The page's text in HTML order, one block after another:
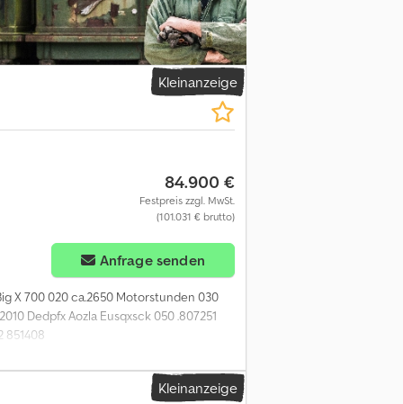
Kleinanzeige
84.900 €
Festpreis zzgl. MwSt.
(101.031 € brutto)
Anfrage senden
X 700 020 ca.2650 Motorstunden 030
Dedpfx Aozla Eusqxsck 050 .807251
851408
Kleinanzeige